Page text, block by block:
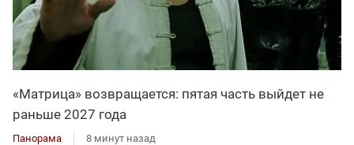
«Матрица» возвращается: пятая часть выйдет не
раньше 2027 года
Панорама 8 минут назад